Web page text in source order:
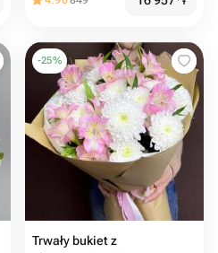
-25%
Trwały bukiet z